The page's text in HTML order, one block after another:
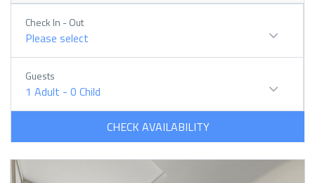
Check In - Out
Please select
Guests
1 Adult - 0 Child
CHECK AVAILABILITY